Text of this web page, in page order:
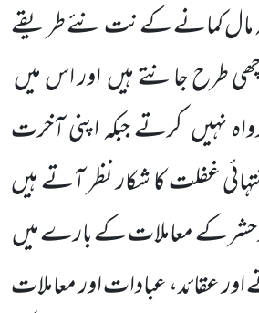
مال کمانے کے نت نئے طریقے
طرح جانتے ہیںاور اس میں
نہیں کرتے جبکہ اپنی آخرت
غفلت کا شکار نظر آتے ہیں
حشر کے معاملات کے بارے میں
عقائد، عبادات اور معاملات